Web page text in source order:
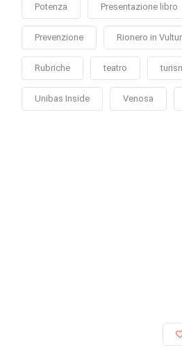
Potenza Presentazione libro
Prevenzione Rionero in
Rubriche teatro
Unibas Inside Venosa